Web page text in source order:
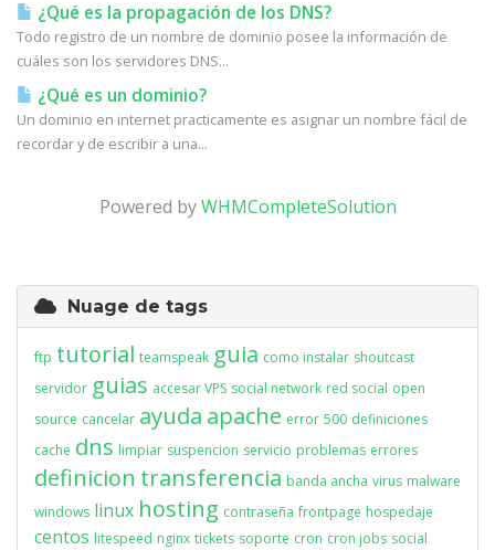
¿Qué es la propagación de los DNS?
Todo registro de un nombre de dominio posee la información de
cuáles son los servidores DNS...
¿Qué es un dominio?
Un dominio en internet practicamente es asignar un nombre fácil de
recordar y de escribir a una...
Powered byWHMCompleteSolution
Nuage de tags
ftp tutorial teamspeak guia como instalar shoutcast
servidor guias accesar VPS social network red social open
source cancelar ayuda apache error 500 definiciones
cache dns limpiar suspencion servicio problemas errores
definicion transferencia banda ancha virus malware
windows linux hosting contraseña frontpage hospedaje
centos litespeed nginx tickets soporte cron cron jobs social